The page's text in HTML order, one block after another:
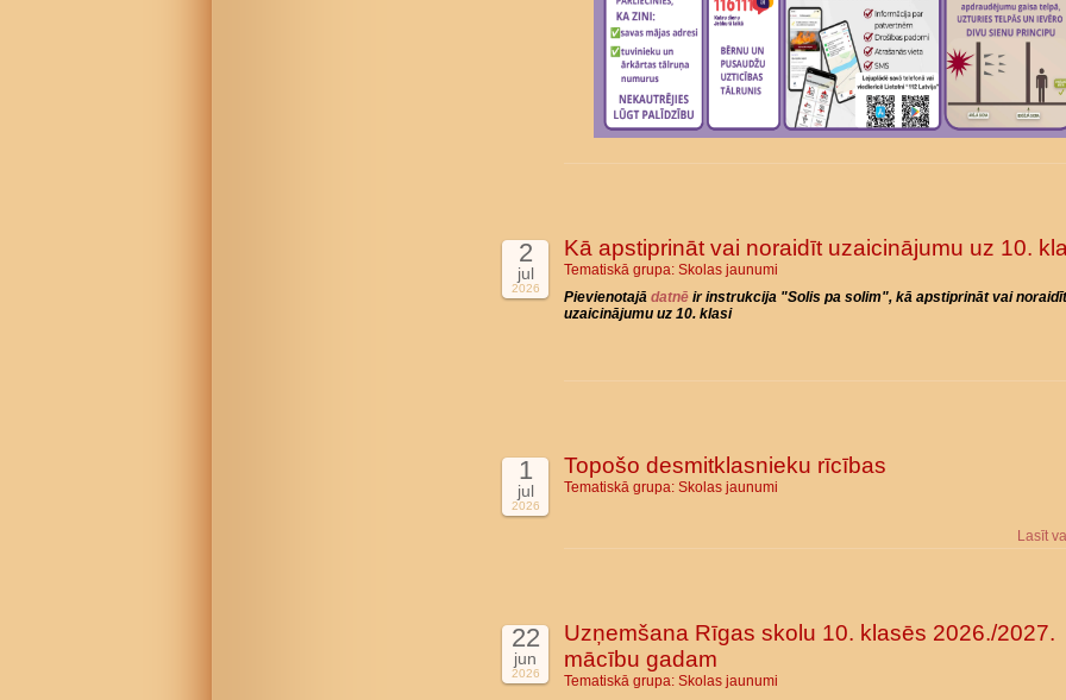
2
jul
2026
Kā apstiprināt vai noraidīt uzaicinājumu uz 10.
Tematiskā grupa: Skolas jaunumi
Pievienotajā datnē ir instrukcija "Solis pa solim", kā apstiprināt vai noraidīt
uzaicinājumu uz 10. klasi
1
jul
2026
Topošo desmitklasnieku rīcības
Tematiskā grupa: Skolas jaunumi
Lasīt
22
jun
2026
Uzņemšana Rīgas skolu 10. klasēs 2026./2027.
mācību gadam
Tematiskā grupa: Skolas jaunumi